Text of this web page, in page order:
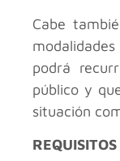
Cabe
podrá
público y
situación
REQUISITOS